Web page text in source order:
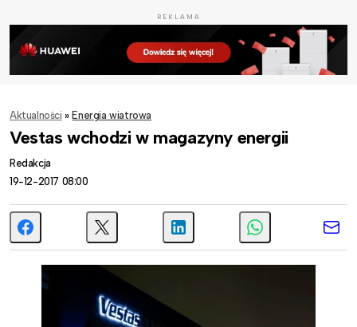
REKLAMA
Aktualności » Energia wiatrowa
Vestas wchodzi w magazyny energii
Redakcja
19-12-2017 08:00